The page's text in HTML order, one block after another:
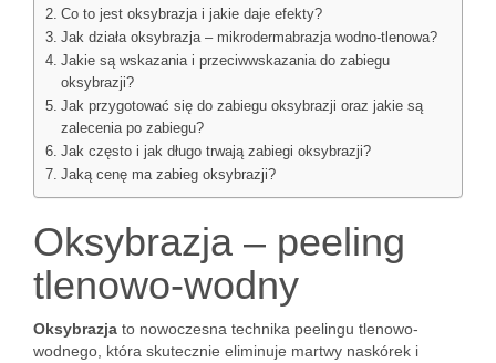
Co to jest oksybrazja i jakie daje efekty?
Jak działa oksybrazja – mikrodermabrazja wodno-tlenowa?
Jakie są wskazania i przeciwwskazania do zabiegu
oksybrazji?
Jak przygotować się do zabiegu oksybrazji oraz jakie są
zalecenia po zabiegu?
Jak często i jak długo trwają zabiegi oksybrazji?
Jaką cenę ma zabieg oksybrazji?
Oksybrazja – peeling
tlenowo-wodny
Oksybrazja to nowoczesna technika peelingu tlenowo-
wodnego, która skutecznie eliminuje martwy naskórek i